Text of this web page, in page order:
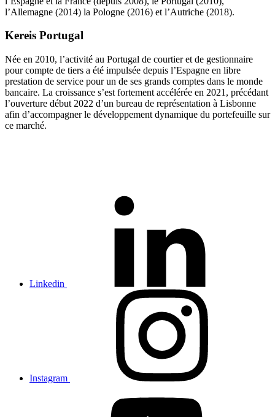
l’Allemagne (2014) la Pologne (2016) et l’Autriche (2018).
Kereis Portugal
Née en 2010, l’activité au Portugal de courtier et de gestionnaire
pour compte de tiers a été impulsée depuis l’Espagne en libre
prestation de service pour un de ses grands comptes dans le monde
bancaire. La croissance s’est fortement accélérée en 2021, précédant
l’ouverture début 2022 d’un bureau de représentation à Lisbonne
afin d’accompagner le développement dynamique du portefeuille sur
ce marché.
Linkedin
Instagram